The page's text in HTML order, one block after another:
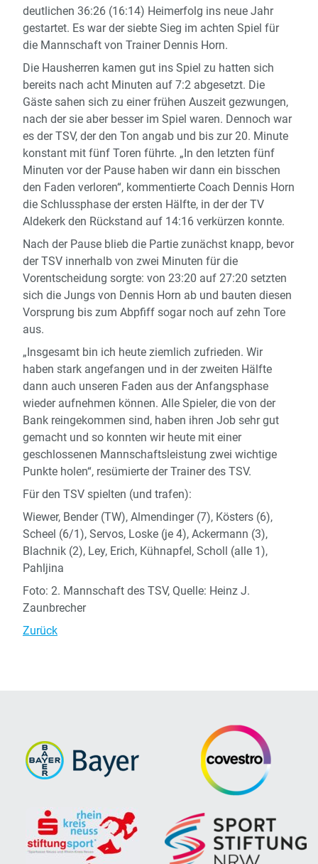
deutlichen 36:26 (16:14) Heimerfolg ins neue Jahr
gestartet. Es war der siebte Sieg im achten Spiel für
die Mannschaft von Trainer Dennis Horn.
Die Hausherren kamen gut ins Spiel zu hatten sich
bereits nach acht Minuten auf 7:2 abgesetzt. Die
Gäste sahen sich zu einer frühen Auszeit gezwungen,
nach der sie aber besser im Spiel waren. Dennoch war
es der TSV, der den Ton angab und bis zur 20. Minute
konstant mit fünf Toren führte. „In den letzten fünf
Minuten vor der Pause haben wir dann ein bisschen
den Faden verloren“, kommentierte Coach Dennis Horn
die Schlussphase der ersten Hälfte, in der der TV
Aldekerk den Rückstand auf 14:16 verkürzen konnte.
Nach der Pause blieb die Partie zunächst knapp, bevor
der TSV innerhalb von zwei Minuten für die
Vorentscheidung sorgte: von 23:20 auf 27:20 setzten
sich die Jungs von Dennis Horn ab und bauten diesen
Vorsprung bis zum Abpfiff sogar noch auf zehn Tore
aus.
„Insgesamt bin ich heute ziemlich zufrieden. Wir
haben stark angefangen und in der zweiten Hälfte
dann auch unseren Faden aus der Anfangsphase
wieder aufnehmen können. Alle Spieler, die von der
Bank reingekommen sind, haben ihren Job sehr gut
gemacht und so konnten wir heute mit einer
geschlossenen Mannschaftsleistung zwei wichtige
Punkte holen“, resümierte der Trainer des TSV.
Für den TSV spielten (und trafen):
Wiewer, Bender (TW), Almendinger (7), Kösters (6),
Scheel (6/1), Servos, Loske (je 4), Ackermann (3),
Blachnik (2), Ley, Erich, Kühnapfel, Scholl (alle 1),
Pahljina
Foto: 2. Mannschaft des TSV, Quelle: Heinz J.
Zaunbrecher
Zurück